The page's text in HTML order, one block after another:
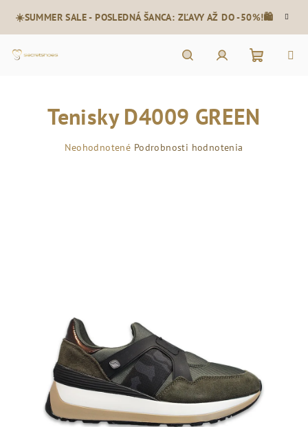
obsah
☀️SUMMER SALE - POSLEDNÁ ŠANCA: ZĽAVY AŽ DO -50%!🛍️
košík
Tenisky D4009 GREEN
Priemerné
Neohodnotené Podrobnosti hodnotenia